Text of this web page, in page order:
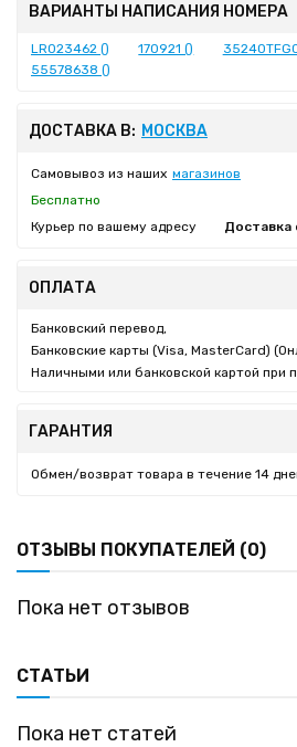
ВАРИАНТЫ НАПИСАНИЯ НОМЕРА
LR023462 () 170921 ()
55578638 ()
ДОСТАВКА В: МОСКВА
Самовывоз из наших магазинов
Бесплатно
Курьер по вашему адресу
Доставка
ОПЛАТА
Банковский перевод,
Банковские карты (Visa, MasterCard)
Наличными или банковской картой при
ГАРАНТИЯ
Обмен/возврат товара в течение 14
ОТЗЫВЫ ПОКУПАТЕЛЕЙ (0)
Пока нет отзывов
СТАТЬИ
Пока нет статей